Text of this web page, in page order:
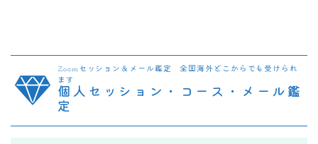
Zoomセッション＆メール鑑定 全国海外どこからでも受けられ
ます
個人セッション・コース・メール鑑
定